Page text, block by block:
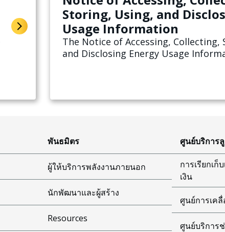
Storing, Using, and
Usage Information
The Notice of Accessing, Collecting,
and Disclosing Energy Usage
พันธมิตร
ผู้ให้บริการพลังงานภายนอก
นักพัฒนาและผู้สร้าง
Resources
ศูนย์บริการ
การเรียกเก็
เงิน
ศูนย์การเค
ศูนย์บริการ